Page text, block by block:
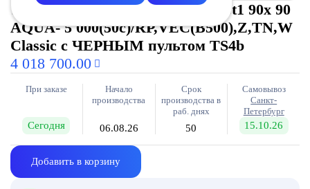
Установка вентиляционная Vast1 90х 90
AQUA- 5 000(50с)/RP,VEC(B500),Z,TN,W
Classic с ЧЕРНЫМ пультом TS4b
4 018 700.00
При заказе
Сегодня
Начало
производства
06.08.26
Срок
производства в
раб. днях
50
Самовывоз
Санкт-
Петербург
15.10.26
Добавить в корзину